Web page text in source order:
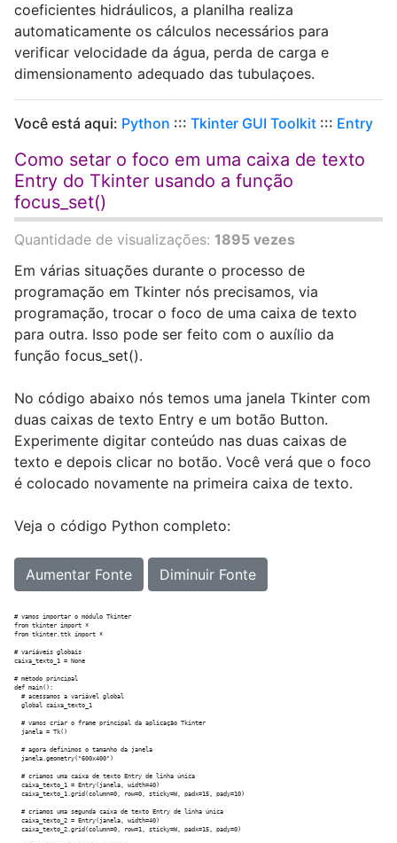
coeficientes hidráulicos, a planilha realiza
automaticamente os cálculos necessários para
verificar velocidade da água, perda de carga e
dimensionamento adequado das tubulaçoes.
Você está aqui: Python ::: Tkinter GUI Toolkit ::: Entry
Como setar o foco em uma caixa de texto
Entry do Tkinter usando a função
focus_set()
Quantidade de visualizações: 1895 vezes
Em várias situações durante o processo de
programação em Tkinter nós precisamos, via
programação, trocar o foco de uma caixa de texto
para outra. Isso pode ser feito com o auxílio da
função focus_set().
No código abaixo nós temos uma janela Tkinter com
duas caixas de texto Entry e um botão Button.
Experimente digitar conteúdo nas duas caixas de
texto e depois clicar no botão. Você verá que o foco
é colocado novamente na primeira caixa de texto.
Veja o código Python completo:
Aumentar Fonte Diminuir Fonte
# vamos importar o módulo Tkinter
from tkinter import *
from tkinter.ttk import *
# variáveis globais
caixa_texto_1 = None
# método principal
def main():
  # acessamos a variável global
  global caixa_texto_1
  # vamos criar o frame principal da aplicação Tkinter
  janela = Tk()
  # agora definimos o tamanho da janela
  janela.geometry("600x400")
  # criamos uma caixa de texto Entry de linha única
  caixa_texto_1 = Entry(janela, width=40)
  caixa_texto_1.grid(column=0, row=0, sticky=W, padx=15, pady=10)
  # criamos uma segunda caixa de texto Entry de linha única
  caixa_texto_2 = Entry(janela, width=40)
  caixa_texto_2.grid(column=0, row=1, sticky=W, padx=15, pady=0)